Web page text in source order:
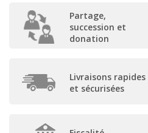
Partage,
succession et
donation
Livraisons rapides
et sécurisées